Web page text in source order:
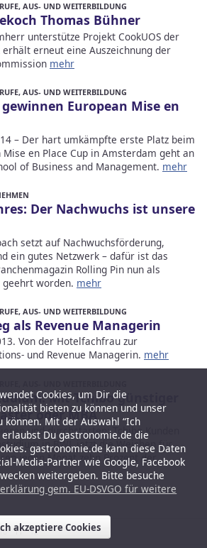
AUS- UND WEITERBILDUNG
Thomas Bühner
unterstütze Projekt CookUOS der
erneut eine Auszeichnung der
mehr
AUS- UND WEITERBILDUNG
European Mise en
– Der hart umkämpfte erste Platz beim
en Place Cup in Amsterdam geht an
of Business and Management. mehr
Der Nachwuchs ist unsere
setzt auf Nachwuchsförderung,
ein gutes Netzwerk – dafür ist das
Rolling Pin nun als
geehrt worden. mehr
AUS- UND WEITERBILDUNG
als Revenue Managerin
Von der Hotelfachfrau zur
und Revenue Managerin. mehr
Mit Tchibo günstiger
oder MBA
und durchstarten: Tchibo Kunden
in BWL jetzt die Weichen für
jeden Monat zehn Prozent der
11 12
Cookies, um Dir die
bieten zu können und unser
Mit der Auswahl “Ich
erlaubst Du gastronomie.de die
gastronomie.de kann diese Daten
Media-Partner wie Google, Facebook
weitergeben. Bitte besuche
gem. EU-DSVGO für weitere
akzeptiere Cookies